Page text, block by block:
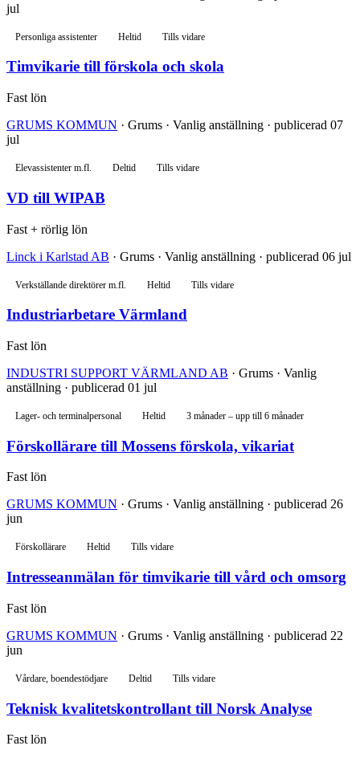
jul
Personliga assistenter Heltid Tills vidare
Timvikarie till förskola och skola
Fast lön
GRUMS KOMMUN · Grums · Vanlig anställning · publicerad 07
jul
Elevassistenter m.fl. Deltid Tills vidare
VD till WIPAB
Fast + rörlig lön
Linck i Karlstad AB · Grums · Vanlig anställning · publicerad 06 jul
Verkställande direktörer m.fl. Heltid Tills vidare
Industriarbetare Värmland
Fast lön
INDUSTRI SUPPORT VÄRMLAND AB · Grums · Vanlig
anställning · publicerad 01 jul
Lager- och terminalpersonal Heltid 3 månader – upp till 6 månader
Förskollärare till Mossens förskola, vikariat
Fast lön
GRUMS KOMMUN · Grums · Vanlig anställning · publicerad 26
jun
Förskollärare Heltid Tills vidare
Intresseanmälan för timvikarie till vård och omsorg
Fast lön
GRUMS KOMMUN · Grums · Vanlig anställning · publicerad 22
jun
Vårdare, boendestödjare Deltid Tills vidare
Teknisk kvalitetskontrollant till Norsk Analyse
Fast lön